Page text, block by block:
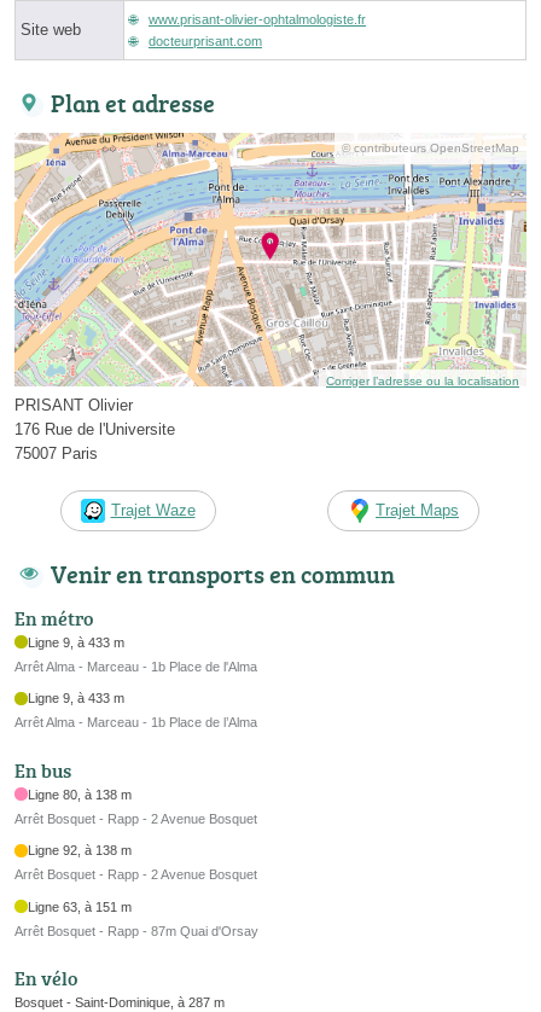
Site web
www.prisant-olivier-ophtalmologiste.fr
docteurprisant.com
Plan et adresse
© contributeurs OpenStreetMap
Corriger l’adresse ou la localisation
PRISANT Olivier
176 Rue de l'Universite
75007 Paris
Trajet Waze Trajet Maps
Venir en transports en commun
En métro
Ligne 9, à 433 m
Arrêt Alma - Marceau - 1b Place de l'Alma
Ligne 9, à 433 m
Arrêt Alma - Marceau - 1b Place de l’Alma
En bus
Ligne 80, à 138 m
Arrêt Bosquet - Rapp - 2 Avenue Bosquet
Ligne 92, à 138 m
Arrêt Bosquet - Rapp - 2 Avenue Bosquet
Ligne 63, à 151 m
Arrêt Bosquet - Rapp - 87m Quai d'Orsay
En vélo
Bosquet - Saint-Dominique, à 287 m